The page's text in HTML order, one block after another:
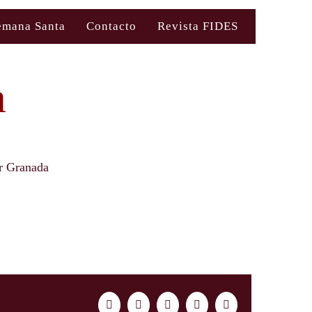
Santa Contacto Revista FIDES
Granada
FacebookTwitter LinkedInWhatsAppCorreo